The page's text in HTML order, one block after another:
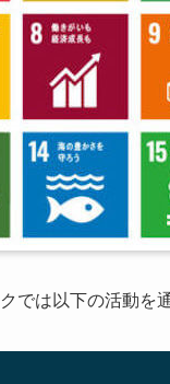
では以下の活動を